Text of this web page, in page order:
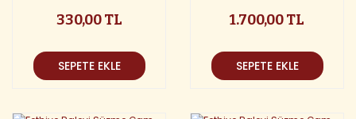
330,00 TL
SEPETE EKLE
1.700,00 TL
SEPETE EKLE